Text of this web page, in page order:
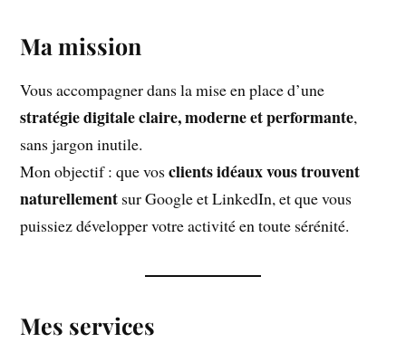
Ma mission
Vous accompagner dans la mise en place d’une
stratégie digitale claire, moderne et performante,
sans jargon inutile.
Mon objectif : que vosclients idéaux vous trouvent
naturellement sur Google et LinkedIn, et que vous
puissiez développer votre activité en toute sérénité.
Mes services